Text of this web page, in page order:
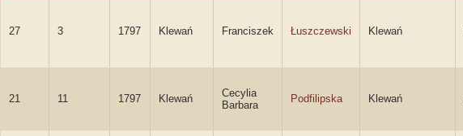
27 3 1797 Klewań Franciszek Łuszczewski Klewań
21 11 1797 Klewań
Cecylia
Barbara
Podfilipska Klewań